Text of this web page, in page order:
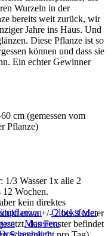
Wurzeln in der
bereits weit zurück, wir
Jahre ins Haus. Und
Diese Pflanze ist so
können und dass sie
Ein echter Gewinner
cm (gemessen vom
Pflanze)
1/3 Wasser 1x alle 2
12 Wochen.
kein direktes
etwa +/- 2 bis 3 Meter
das Fenster befindet
Glücksfeder
Monstera